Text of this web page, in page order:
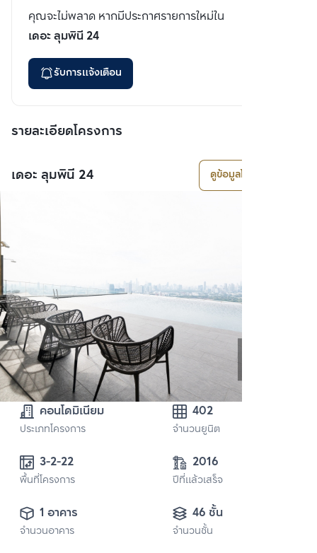
คุณจะไม่พลาด หากมีประกาศรายการใหม่ใน
เดอะ ลุมพินี 24
รับการแจ้งเตือน
รายละเอียดโครงการ
เดอะ ลุมพินี 24 ดูข้อมูลโครงการ
คอนโดมิเนียม
ประเภทโครงการ
402
จำนวนยูนิต
พื้นที่โครงการ
2016
ปีที่แล้วเสร็จ
1 อาคาร
จำนวนอาคาร
46 ชั้น
จำนวนชั้น